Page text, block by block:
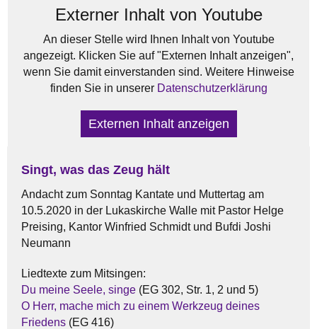
Externer Inhalt von Youtube
An dieser Stelle wird Ihnen Inhalt von Youtube
angezeigt. Klicken Sie auf "Externen Inhalt anzeigen",
wenn Sie damit einverstanden sind. Weitere Hinweise
finden Sie in unserer Datenschutzerklärung
Externen Inhalt anzeigen
Singt, was das Zeug hält
Andacht zum Sonntag Kantate und Muttertag am
10.5.2020 in der Lukaskirche Walle mit Pastor Helge
Preising, Kantor Winfried Schmidt und Bufdi Joshi
Neumann
Liedtexte zum Mitsingen:
Du meine Seele, singe (EG 302, Str. 1, 2 und 5)
O Herr, mache mich zu einem Werkzeug deines
Friedens (EG 416)